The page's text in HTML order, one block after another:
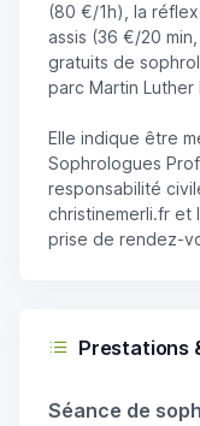
(80 €/1h), la
assis (36 €/20
gratuits de
parc Martin Luther
Elle indique être
Sophrologues
responsabilité
christinemerli.fr et
prise de rendez-
Prestations
Séance de